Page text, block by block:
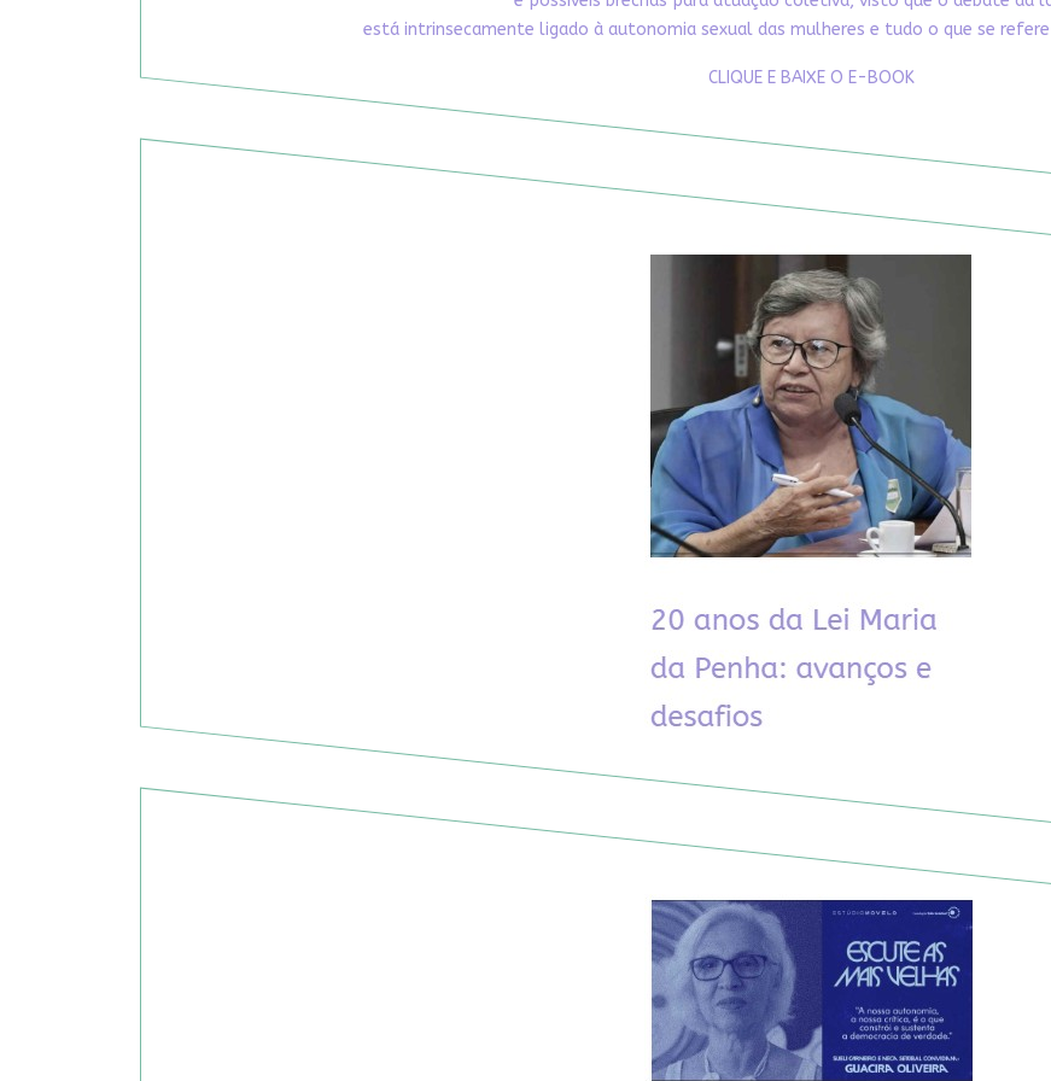
está intrinsecamente ligado à autonomia sexual das mulheres e tudo o que se
CLIQUE E BAIXE O E-BOOK